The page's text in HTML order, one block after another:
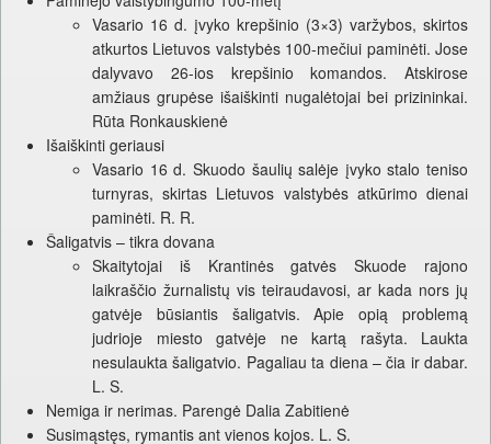
Vasario 16 d. įvyko krepšinio (3×3) varžybos, skirtos
atkurtos Lietuvos valstybės 100-mečiui paminėti. Jose
dalyvavo 26-ios krepšinio komandos. Atskirose
amžiaus grupėse išaiškinti nugalėtojai bei prizininkai.
Rūta Ronkauskienė
Išaiškinti geriausi
Vasario 16 d. Skuodo šaulių salėje įvyko stalo teniso
turnyras, skirtas Lietuvos valstybės atkūrimo dienai
paminėti. R. R.
Šaligatvis – tikra dovana
Skaitytojai iš Krantinės gatvės Skuode rajono
laikraščio žurnalistų vis teiraudavosi, ar kada nors jų
gatvėje būsiantis šaligatvis. Apie opią problemą
judrioje miesto gatvėje ne kartą rašyta. Laukta
nesulaukta šaligatvio. Pagaliau ta diena – čia ir dabar.
L. S.
Nemiga ir nerimas. Parengė Dalia Zabitienė
Susimąstęs, rymantis ant vienos kojos. L. S.